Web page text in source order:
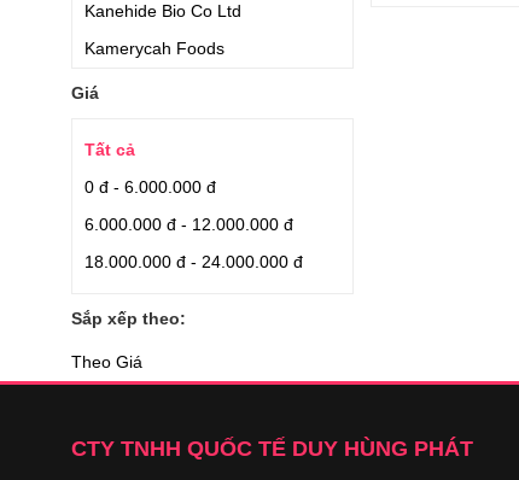
Kanehide Bio Co Ltd
Kamerycah Foods
Giá
Tất cả
0 đ - 6.000.000 đ
6.000.000 đ - 12.000.000 đ
18.000.000 đ - 24.000.000 đ
Sắp xếp theo:
Theo Giá
CTY TNHH QUỐC TẾ DUY HÙNG PHÁT